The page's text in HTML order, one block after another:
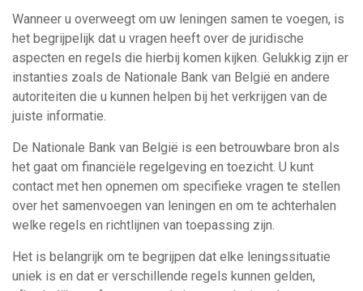
Wanneer u overweegt om uw leningen samen te voegen, is
het begrijpelijk dat u vragen heeft over de juridische
aspecten en regels die hierbij komen kijken. Gelukkig zijn er
instanties zoals de Nationale Bank van België en andere
autoriteiten die u kunnen helpen bij het verkrijgen van de
juiste informatie.
De Nationale Bank van België is een betrouwbare bron als
het gaat om financiële regelgeving en toezicht. U kunt
contact met hen opnemen om specifieke vragen te stellen
over het samenvoegen van leningen en om te achterhalen
welke regels en richtlijnen van toepassing zijn.
Het is belangrijk om te begrijpen dat elke leningssituatie
uniek is en dat er verschillende regels kunnen gelden,